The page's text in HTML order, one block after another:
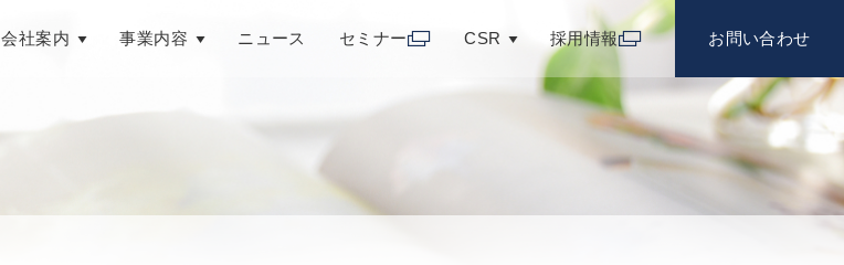
会社案内 事業内容 ニュース セミナー CSR 採用情報 お問い合わせ